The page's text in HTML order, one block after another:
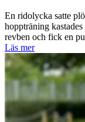
En ridolycka satte
hoppträning
revben och fick en
Läs mer